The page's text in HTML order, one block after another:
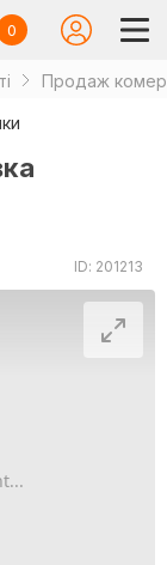
0
Продаж
ID: 201213